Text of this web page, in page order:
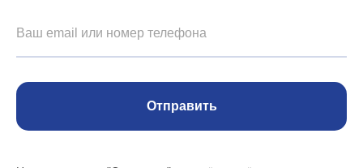
Ваш email или номер телефона
Отправить